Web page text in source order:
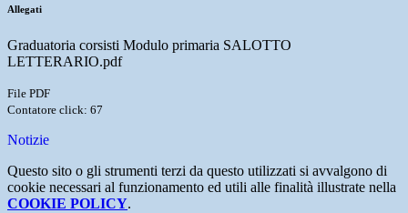
Allegati
Graduatoria corsisti Modulo primaria SALOTTO
LETTERARIO.pdf
File PDF
Contatore click: 67
Notizie
Questo sito o gli strumenti terzi da questo utilizzati si avvalgono di
cookie necessari al funzionamento ed utili alle finalità illustrate nella
COOKIE POLICY.